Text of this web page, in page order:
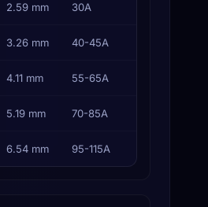
2.59 mm 30A
3.26 mm 40-45A
4.11 mm 55-65A
5.19 mm 70-85A
6.54 mm 95-115A